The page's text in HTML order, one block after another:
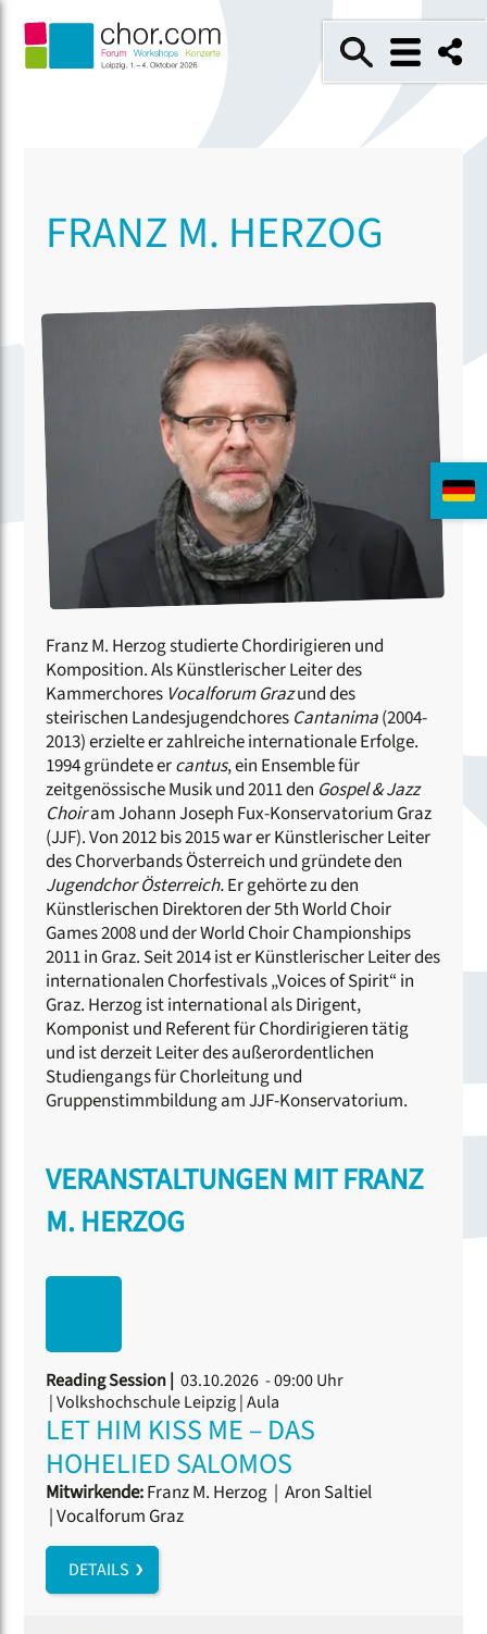
FRANZ M. HERZOG
Franz M. Herzog studierte Chordirigieren und
Komposition. Als Künstlerischer Leiter des
Kammerchores Vocalforum Grazund des
steirischen Landesjugendchores Cantanima(2004-
2013) erzielte er zahlreiche internationale Erfolge.
1994 gründete ercantus, ein Ensemble für
zeitgenössische Musik und 2011 den Gospel & Jazz
Choiram Johann Joseph Fux-Konservatorium Graz
(JJF). Von 2012 bis 2015 war er Künstlerischer Leiter
des Chorverbands Österreich und gründete den
Jugendchor Österreich.Er gehörte zu den
Künstlerischen Direktoren der 5th World Choir
Games 2008 und der World Choir Championships
2011 in Graz. Seit 2014 ist er Künstlerischer Leiter des
internationalen Chorfestivals „Voices of Spirit“ in
Graz. Herzog ist international als Dirigent,
Komponist und Referent für Chordirigieren tätig
und ist derzeit Leiter des außerordentlichen
Studiengangs für Chorleitung und
Gruppenstimmbildung am JJF-Konservatorium.
VERANSTALTUNGEN MIT FRANZ
M. HERZOG
Reading Session | 03.10.2026 - 09:00 Uhr
| Volkshochschule Leipzig | Aula
LET HIM KISS ME – DAS
HOHELIED SALOMOS
Mitwirkende:Franz M. Herzog | Aron Saltiel
|Vocalforum Graz
DETAILS